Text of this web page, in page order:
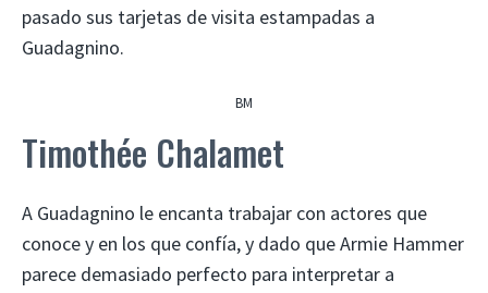
pasado sus tarjetas de visita estampadas a
Guadagnino.
BM
Timothée Chalamet
A Guadagnino le encanta trabajar con actores que
conoce y en los que confía, y dado que Armie Hammer
parece demasiado perfecto para interpretar a